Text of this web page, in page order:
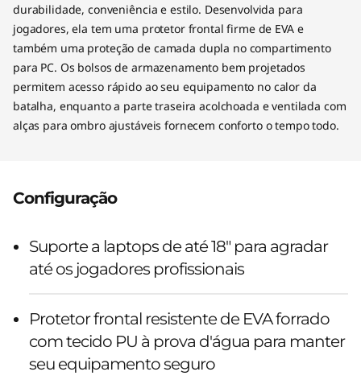
durabilidade, conveniência e estilo. Desenvolvida para
jogadores, ela tem uma protetor frontal firme de EVA e
também uma proteção de camada dupla no compartimento
para PC. Os bolsos de armazenamento bem projetados
permitem acesso rápido ao seu equipamento no calor da
batalha, enquanto a parte traseira acolchoada e ventilada com
alças para ombro ajustáveis fornecem conforto o tempo todo.
Configuração
Suporte a laptops de até 18" para agradar
até os jogadores profissionais
Protetor frontal resistente de EVA forrado
com tecido PU à prova d'água para manter
seu equipamento seguro